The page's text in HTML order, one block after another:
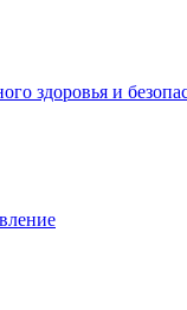
здоровья и